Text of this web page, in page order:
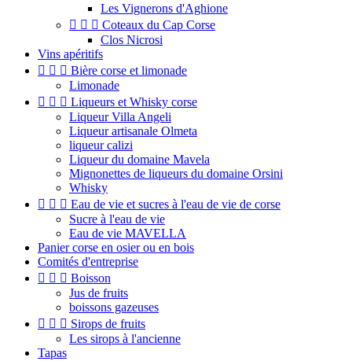
Les Vignerons d'Aghione
   Coteaux du Cap Corse
Clos Nicrosi
Vins apéritifs
   Bière corse et limonade
Limonade
   Liqueurs et Whisky corse
Liqueur Villa Angeli
Liqueur artisanale Olmeta
liqueur calizi
Liqueur du domaine Mavela
Mignonettes de liqueurs du domaine Orsini
Whisky
   Eau de vie et sucres à l'eau de vie de corse
Sucre à l'eau de vie
Eau de vie MAVELLA
Panier corse en osier ou en bois
Comités d'entreprise
   Boisson
Jus de fruits
boissons gazeuses
   Sirops de fruits
Les sirops à l'ancienne
Tapas